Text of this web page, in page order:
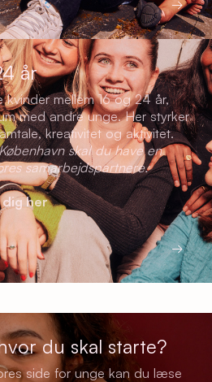
→
år
mellem 16 og 24 år,
med andre unge. Her styrker
kreativitet og aktivitet.
skal du have en
samarbejdspartnere.
her
→
du skal starte?
side for unge kan du læse